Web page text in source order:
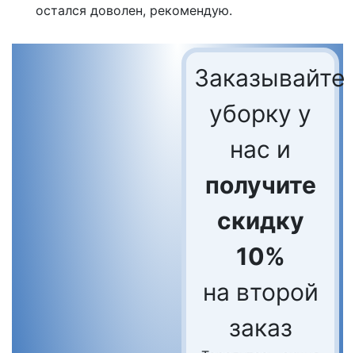
остался доволен, рекомендую.
Заказывайте
уборку у
нас и
получите
скидку
10%
на второй
заказ